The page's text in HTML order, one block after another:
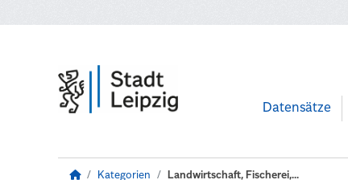
Datensätze
Kategorien Landwirtschaft, Fischerei,...